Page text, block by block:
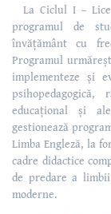
La Ciclul I –
programul de
învățământ cu
Programul
implementeze și
educațional și
gestionează
Limba Engleză, la
cadre didactice
de predare a
moderne.